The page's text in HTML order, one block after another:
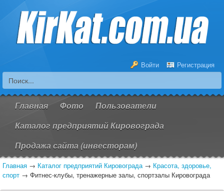
Войти Регистрация
Главная Фото
Пользователи
Каталог предприятий Кировограда
Продажа сайта (инвесторам)
Главная → Каталог предприятий Кировограда → Красота, здоровье,
спорт → Фитнес-клубы, тренажерные залы, спортзалы Кировограда